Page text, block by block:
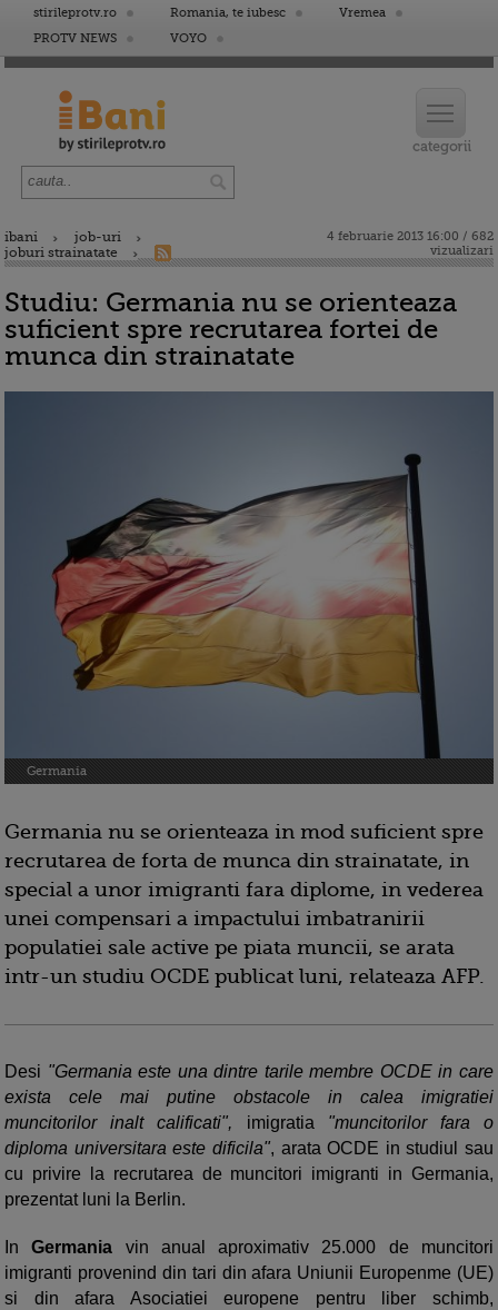
stirileprotv.ro Romania, te iubesc
Vremea
PROTV NEWS
VOYO
ibani
job-uri
joburi strainatate
4 februarie 2013 16:00 / 682
vizualizari
Studiu: Germania nu se orienteaza
suficient spre recrutarea fortei de
munca din strainatate
Germania
Germania nu se orienteaza in mod suficient spre
recrutarea de forta de munca din strainatate, in
special a unor imigranti fara diplome, in vederea
unei compensari a impactului imbatranirii
populatiei sale active pe piata muncii, se arata
intr-un studiu OCDE publicat luni, relateaza AFP.
Desi "Germania este una dintre tarile membre OCDE in care
exista cele mai putine obstacole in calea imigratiei
muncitorilor inalt calificati", imigratia "muncitorilor fara o
diploma universitara este dificila", arata OCDE in studiul sau
cu privire la recrutarea de muncitori imigranti in Germania,
prezentat luni la Berlin.
InGermania vin anual aproximativ 25.000 de muncitori
imigranti provenind din tari din afara Uniunii Europenme (UE)
si din afara Asociatiei europene pentru liber schimb,